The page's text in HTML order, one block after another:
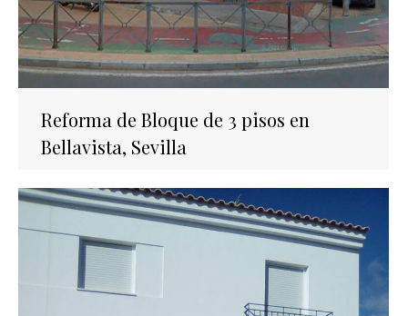
Reforma de Bloque de 3 pisos en
Bellavista, Sevilla